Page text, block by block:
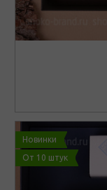
Новинки
От 10 штук